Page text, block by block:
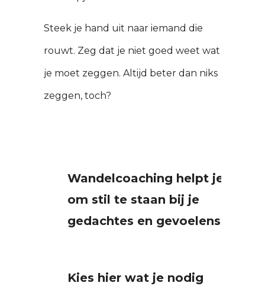
Steek je hand uit naar iemand die
rouwt. Zeg dat je niet goed weet wat
je moet zeggen. Altijd beter dan niks
zeggen, toch?
Wandelcoaching helpt je
om stil te staan bij je
gedachtes en gevoelens.
Kies hier wat je nodig